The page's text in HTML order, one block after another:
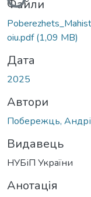
Файли
oiu.pdf(1,09 MB)
Дата
2025
Автори
Побережць,
Видавець
НУБіП України
Анотація